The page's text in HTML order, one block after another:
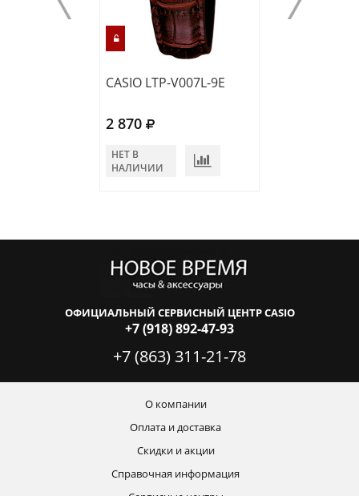
CASIO LTP-V007L-9E
2 870
НЕТ В
НАЛИЧИИ
ОФИЦИАЛЬНЫЙ СЕРВИСНЫЙ ЦЕНТР CASIO
+7 (918) 892-47-93
+7 (863) 311-21-78
О компании
Оплата и доставка
Скидки и акции
Справочная информация